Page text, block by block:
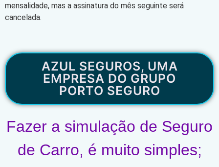
mensalidade, mas a assinatura do mês seguinte será
cancelada.
AZUL SEGUROS, UMA
EMPRESA DO GRUPO
PORTO SEGURO
Fazer a simulação de Seguro
de Carro, é muito simples;